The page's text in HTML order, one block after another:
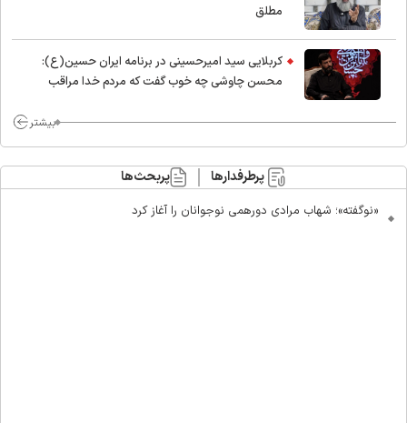
مطلق
کربلایی سید امیر‌حسینی در برنامه ایران حسین(ع):
محسن چاوشی چه خوب گفت که مردم خدا مراقب
بیشتر
پرطرفدارها پربحث‌ها
«نوگفته»؛ شهاب مرادی دورهمی نوجوانان را آغاز کرد